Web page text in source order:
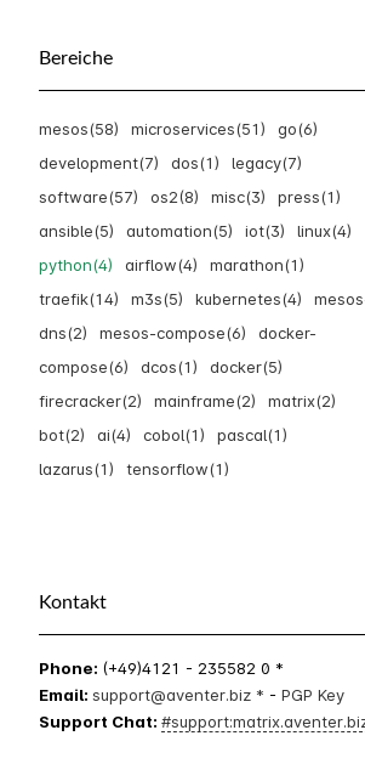
Bereiche
mesos(58) microservices(51)
go(6)
development(7)
dos(1)
legacy(7)
software(57)
os2(8) misc(3)
press(1)
ansible(5)
automation(5) iot(3)
linux(4)
python(4)
airflow(4)
marathon(1)
traefik(14)
m3s(5) kubernetes(4)
dns(2)
mesos-compose(6)
docker-
compose(6)
dcos(1)
docker(5)
firecracker(2)
mainframe(2)
matrix(2)
bot(2)
ai(4) cobol(1)
pascal(1)
lazarus(1)
tensorflow(1)
Kontakt
Phone: (+49)4121 - 235582 0 *
Email: support@aventer.biz * - PGP Key
Support Chat: